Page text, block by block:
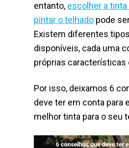
entanto, escolher a tinta
pintar o telhado pode
Existem diferentes
disponíveis, cada uma
próprias características
Por isso, deixamos 6
deve ter em conta para
melhor tinta para o seu